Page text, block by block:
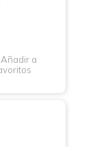
Añadir a